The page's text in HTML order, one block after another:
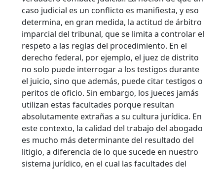
caso judicial es un conflicto es manifiesta, y eso
determina, en gran medida, la actitud de árbitro
imparcial del tribunal, que se limita a controlar el
respeto a las reglas del procedimiento. En el
derecho federal, por ejemplo, el juez de distrito
no solo puede interrogar a los testigos durante
el juicio, sino que además, puede citar testigos o
peritos de oficio. Sin embargo, los jueces jamás
utilizan estas facultades porque resultan
absolutamente extrañas a su cultura jurídica. En
este contexto, la calidad del trabajo del abogado
es mucho más determinante del resultado del
litigio, a diferencia de lo que sucede en nuestro
sistema jurídico, en el cual las facultades del